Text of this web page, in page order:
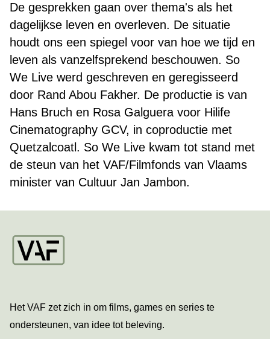
De gesprekken gaan over thema's als het
dagelijkse leven en overleven. De situatie
houdt ons een spiegel voor van hoe we tijd en
leven als vanzelfsprekend beschouwen. So
We Live werd geschreven en geregisseerd
door Rand Abou Fakher. De productie is van
Hans Bruch en Rosa Galguera voor Hilife
Cinematography GCV, in coproductie met
Quetzalcoatl. So We Live kwam tot stand met
de steun van het VAF/Filmfonds van Vlaams
minister van Cultuur Jan Jambon.
Het VAF zet zich in om films, games en series te
ondersteunen, van idee tot beleving.